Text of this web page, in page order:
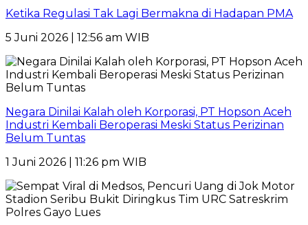
Ketika Regulasi Tak Lagi Bermakna di Hadapan PMA
5 Juni 2026 | 12:56 am WIB
Negara Dinilai Kalah oleh Korporasi, PT Hopson Aceh
Industri Kembali Beroperasi Meski Status Perizinan
Belum Tuntas
1 Juni 2026 | 11:26 pm WIB